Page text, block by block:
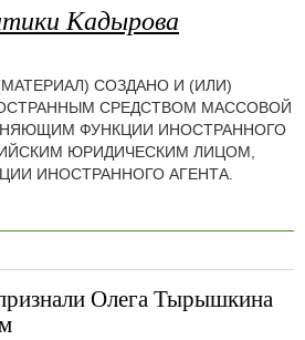
Кадырова
СОЗДАНО И (ИЛИ)
СРЕДСТВОМ МАССОВОЙ
ФУНКЦИИ ИНОСТРАННОГО
ЮРИДИЧЕСКИМ ЛИЦОМ,
ИНОСТРАННОГО АГЕНТА.
Олега Тырышкина